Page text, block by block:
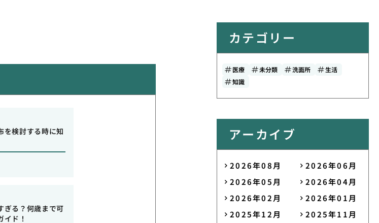
を検討する時に知
ぎる？何歳まで可
ド！
カテゴリー
医療 未分類 洗面所
生活
知識
アーカイブ
2026年08月
2026年06月
2026年05月
2026年04月
2026年02月
2026年01月
2025年12月
2025年11月